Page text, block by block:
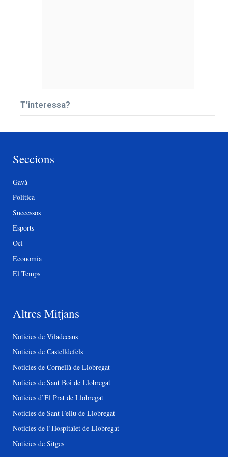
T’interessa?
Seccions
Gavà
Política
Successos
Esports
Oci
Economia
El Temps
Altres Mitjans
Notícies de Viladecans
Notícies de Castelldefels
Notícies de Cornellà de Llobregat
Notícies de Sant Boi de Llobregat
Notícies d’El Prat de Llobregat
Notícies de Sant Feliu de Llobregat
Notícies de l’Hospitalet de Llobregat
Notícies de Sitges